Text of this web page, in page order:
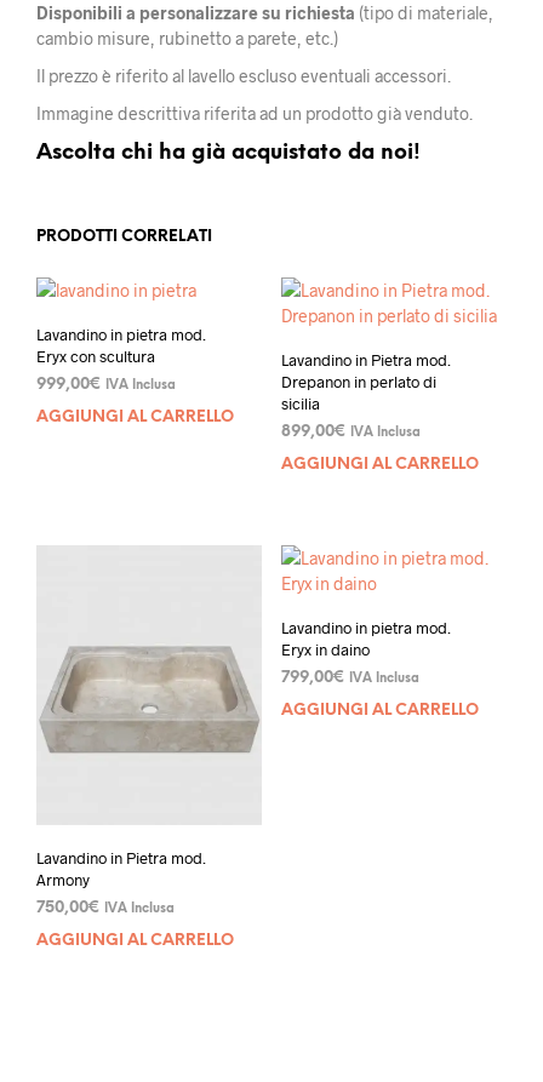
Disponibili a personalizzare su richiesta (tipo di materiale,
cambio misure, rubinetto a parete, etc.)
Il prezzo è riferito al lavello escluso eventuali accessori.
Immagine descrittiva riferita ad un prodotto già venduto.
Ascolta chi ha già acquistato da noi!
PRODOTTI CORRELATI
Lavandino in pietra mod.
Eryx con scultura
999,00€ IVA Inclusa
AGGIUNGI AL CARRELLO
Lavandino in Pietra mod.
Drepanon in perlato di
sicilia
899,00€ IVA Inclusa
AGGIUNGI AL CARRELLO
Lavandino in Pietra mod.
Armony
750,00€ IVA Inclusa
AGGIUNGI AL CARRELLO
Lavandino in pietra mod.
Eryx in daino
799,00€ IVA Inclusa
AGGIUNGI AL CARRELLO